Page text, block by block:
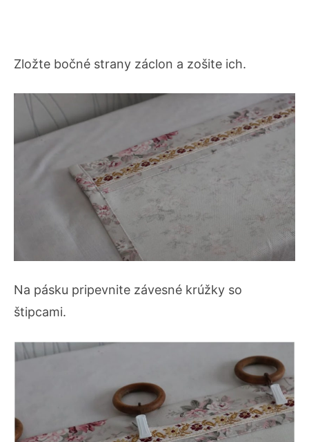
Zložte bočné strany záclon a zošite ich.
Na pásku pripevnite závesné krúžky so
štipcami.